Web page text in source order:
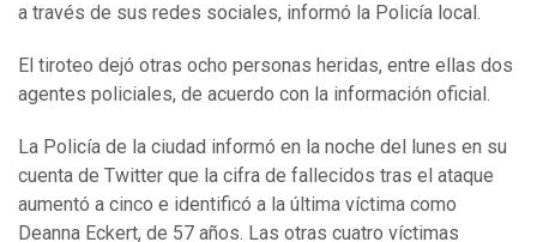
a través de sus redes sociales, informó la Policía local.
El tiroteo dejó otras ocho personas heridas, entre ellas dos
agentes policiales, de acuerdo con la información oficial.
La Policía de la ciudad informó en la noche del lunes en su
cuenta de Twitter que la cifra de fallecidos tras el ataque
aumentó a cinco e identificó a la última víctima como
Deanna Eckert, de 57 años. Las otras cuatro víctimas